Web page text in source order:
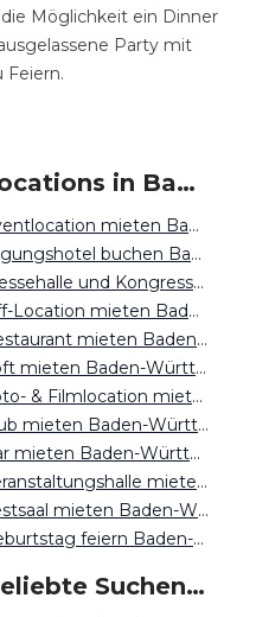
Möglichkeit ein Dinner
Party mit
Feiern.
Locations in Baden-Württemberg mieten
Eventlocation mieten Baden-Württemberg
Tagungshotel buchen Baden-Württemberg
Messehalle und Kongresszentrum mieten Baden-Württemberg
Off-Location mieten Baden-Württemberg
Restaurant mieten Baden-Württemberg
Loft mieten Baden-Württemberg
Foto- & Filmlocation mieten Baden-Württemberg
Club mieten Baden-Württemberg
Bar mieten Baden-Württemberg
Veranstaltungshalle mieten Baden-Württemberg
Festsaal mieten Baden-Württemberg
Geburtstag feiern Baden-Württemberg
Beliebte Suchen auf Event Inc